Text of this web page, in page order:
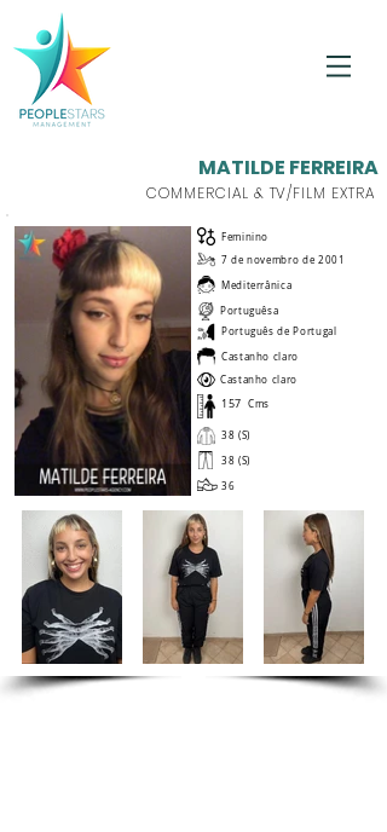
MATILDE FERREIRA
COMMERCIAL & TV/FILM EXTRA
Feminino
7 de novembro de 2001
Mediterrânica
Portuguêsa
Português de Portugal
Castanho claro
Castanho claro
157 Cms
38 (S)
38 (S)
36